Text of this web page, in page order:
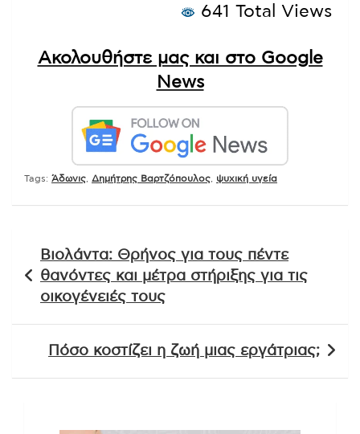
641 Total Views
Ακολουθήστε μας και στο Google
News
Tags: Άδωνις Δημήτρης Βαρτζόπουλος ψυχική υγεία
άρθρων
Βιολάντα: Θρήνος για τους πέντε
θανόντες και μέτρα στήριξης για τις
οικογένειές τους
Πόσο κοστίζει η ζωή μιας εργάτριας;